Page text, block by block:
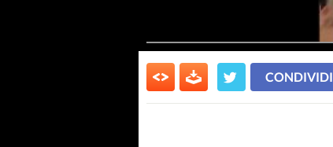
CONDIVIDI